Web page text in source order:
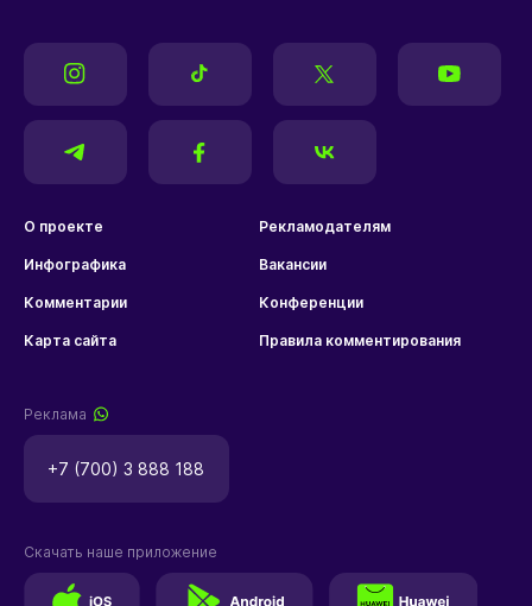
О проекте Рекламодателям
Инфографика Вакансии
Комментарии Конференции
Карта сайта Правила комментирования
Реклама
+7 (700) 3 888 188
Скачать наше приложение